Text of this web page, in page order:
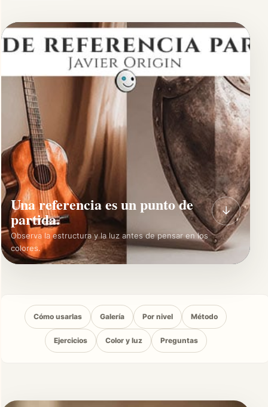
Una referencia es un punto de
partida.
Observa la estructura y la luz antes de pensar en los
colores.
↓
Cómo usarlas Galería Por nivel Método
Ejercicios Color y luz Preguntas